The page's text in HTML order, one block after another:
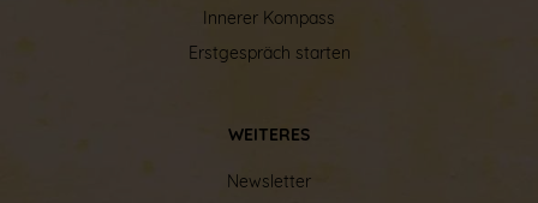
Innerer Kompass
Erstgespräch starten
WEITERES
Newsletter